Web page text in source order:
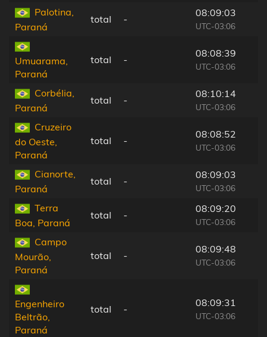
Palotina,
Paraná
total -
08:09:03
UTC-03:06
Umuarama,
Paraná
total -
08:08:39
UTC-03:06
Corbélia,
Paraná
total -
08:10:14
UTC-03:06
Cruzeiro
do Oeste,
Paraná
total -
08:08:52
UTC-03:06
Cianorte,
Paraná
total -
08:09:03
UTC-03:06
Terra
Boa, Paraná
total -
08:09:20
UTC-03:06
Campo
Mourão,
Paraná
total -
08:09:48
UTC-03:06
Engenheiro
Beltrão,
Paraná
total -
08:09:31
UTC-03:06